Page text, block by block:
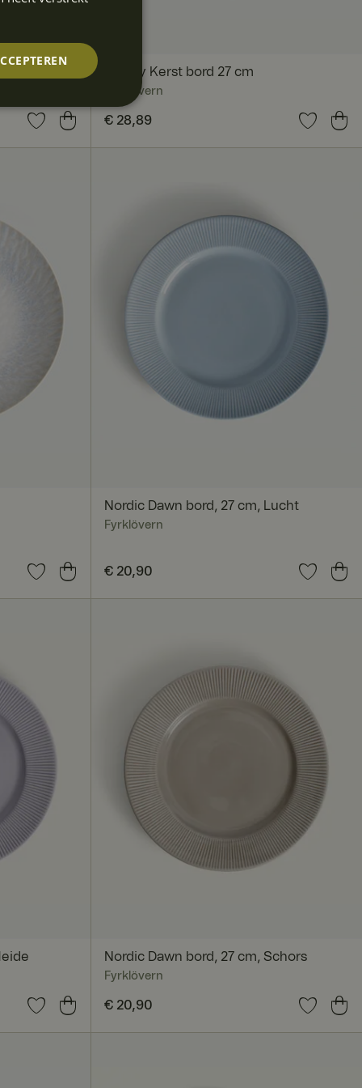
Disney Kerst bord 27 cm
Fyrklövern
Prijs:€ 28,89
€ 28,89
Nordic Dawn bord, 27 cm, Lucht
Fyrklövern
Prijs:€ 20,90
€ 20,90
Nordic Dawn bord, 27 cm, Schors
Fyrklövern
Prijs:€ 20,90
€ 20,90